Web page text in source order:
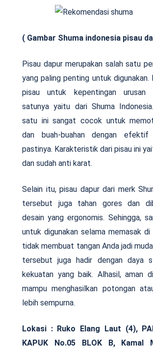
( Gambar Shuma indonesia pisau
Pisau dapur merupakan salah satu
yang paling penting untuk digunakan.
pisau untuk kepentingan urusan
satunya yaitu dari Shuma
satu ini sangat cocok untuk
dan buah-buahan dengan
pastinya. Karakteristik dari pisau ini
dan sudah anti karat.
Selain itu, pisau dapur dari merk
tersebut juga tahan gores dan
desain yang ergonomis. Sehingga,
untuk digunakan selama memasak di
tidak membuat tangan Anda jadi
tersebut juga hadir dengan daya
kekuatan yang baik. Alhasil, aman
mampu menghasilkan potongan
lebih sempurna.
Lokasi : Ruko Elang Laut (4),
KAPUK No.05 BLOK B, Kamal